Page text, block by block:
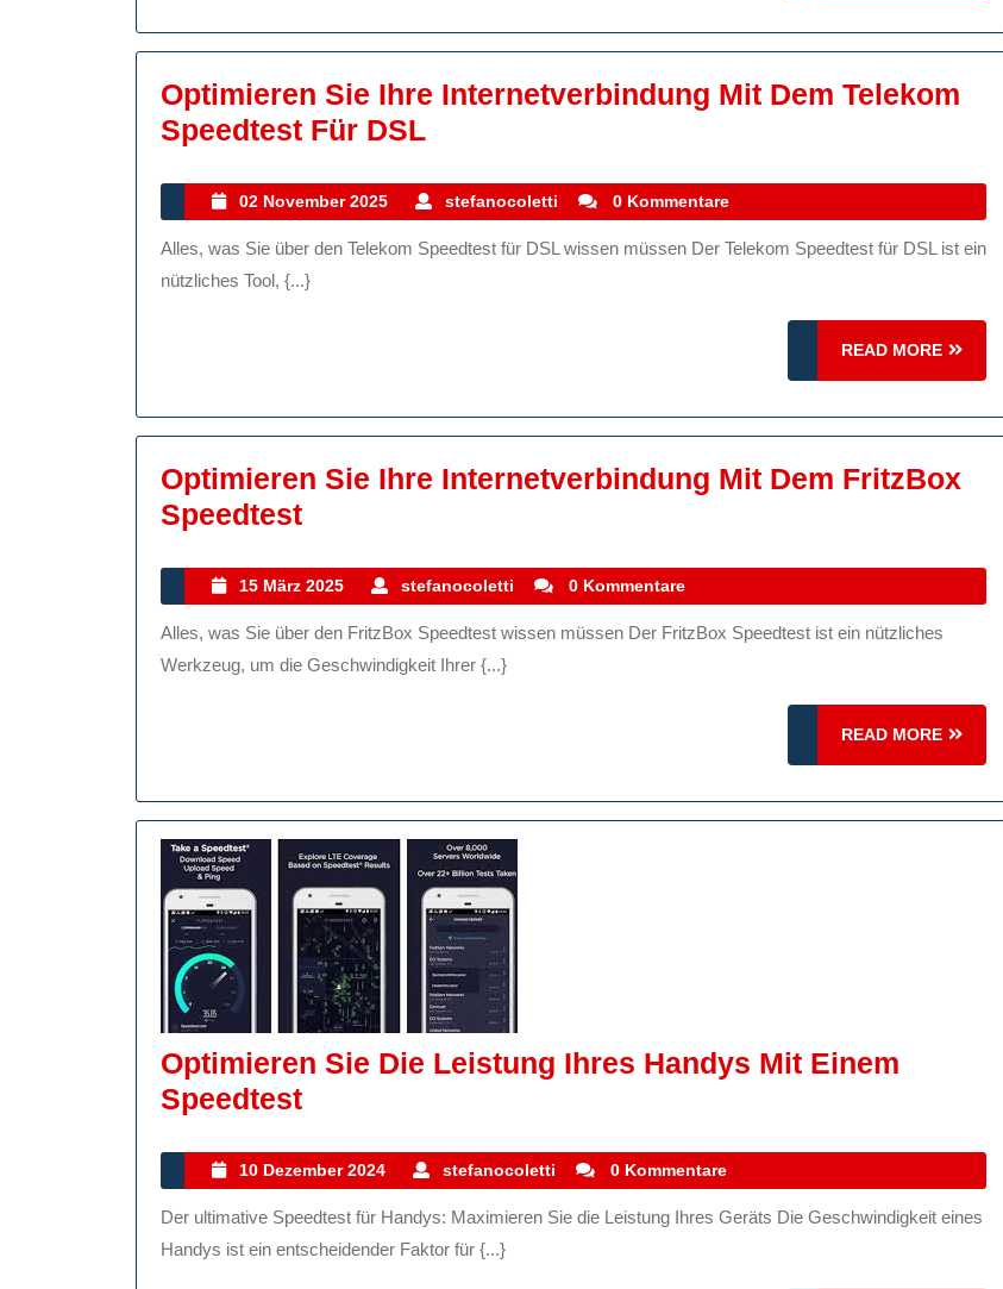
Internetverbindung!
Optimieren Sie Ihre Internetverbindung Mit Dem Telekom
Speedtest Für DSLOptimieren
Ihre
Internetverbindung
Für
02 November 2025
02
November
2025
stefanocoletti stefanocoletti
0 Kommentare
Alles, was Sie über den Telekom Speedtest für DSL wissen müssen Der Telekom Speedtest für DSL ist ein
nützliches Tool, {...}
READ MORE
READ
MORE
Optimieren Sie Ihre Internetverbindung Mit Dem FritzBox
SpeedtestOptimieren
Ihre
Internetverbindung
Mit
15 März 2025
15
März
2025
stefanocoletti stefanocoletti
0 Kommentare
Alles, was Sie über den FritzBox Speedtest wissen müssen Der FritzBox Speedtest ist ein nützliches
Werkzeug, um die Geschwindigkeit Ihrer {...}
READ MORE
READ
MORE
Optimieren Sie Die Leistung Ihres Handys Mit Einem
SpeedtestOptimieren
Die
Leistung
Ihres
10 Dezember 2024
10
Dezember
2024
stefanocoletti stefanocoletti
0 Kommentare
Der ultimative Speedtest für Handys: Maximieren Sie die Leistung Ihres Geräts Die Geschwindigkeit eines
Handys ist ein entscheidender Faktor für {...}